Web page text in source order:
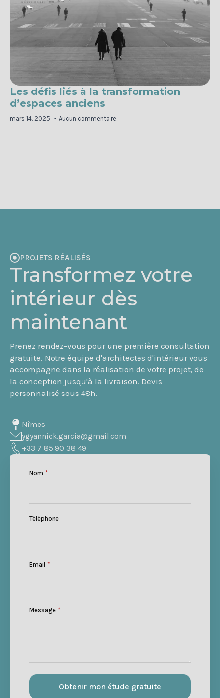
Les défis liés à la transformation
d’espaces anciens
mars 14, 2025 Aucun commentaire
PROJETS RÉALISÉS
Transformez votre
intérieur dès
maintenant
Prenez rendez-vous pour une première consultation
gratuite. Notre équipe d'architectes d'intérieur vous
accompagne dans la réalisation de votre projet, de
la conception jusqu'à la livraison. Devis
personnalisé sous 48h.
Nîmes
ygyannick.garcia@gmail.com
+33 7 85 90 38 49
Nom *
Téléphone
Email *
Message *
Obtenir mon étude gratuite